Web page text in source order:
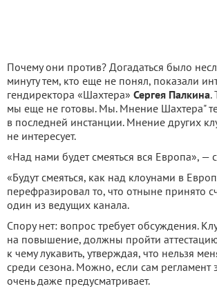
Почему они против? Догадаться было
минуту тем, кто еще не понял, показали
гендиректора «Шахтера» Сергея Палкина.
мы еще не готовы. Мы. Мнение Шахтера"
в последней инстанции. Мнение других
не интересует.
«Над нами будет смеяться вся Европа», —
«Будут смеяться, как над клоунами в
перефразировал то, что отныне принято
один из ведущих канала.
Спору нет: вопрос требует обсуждения.
на повышение, должны пройти
к чему лукавить, утверждая, что нельзя
среди сезона. Можно, если сам регламент
очень даже предусматривает.